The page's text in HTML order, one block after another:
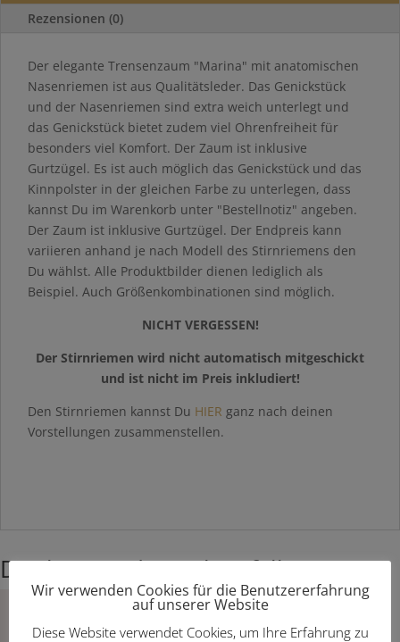
Rezensionen (0)
Der elegante Trensenzaum "Marina" mit anatomischen
Nasenriemen ist aus Qualitätsleder. Das Genickstück
und der Nasenriemen sind extra weich unterlegt und
das Genickstück bietet zudem viel Ohrenfreiheit für
besonders viel Komfort. Der Zaum ist inklusive
Gurtzügel. Es ist auch möglich das Genickstück und das
Kinnpolster in der gleichen Farbe zu unterlegen, dass
kannst Du im Warenkorb unter "Bestellnotiz" angeben.
Der Zaum ist inklusive Gurtzügel. Der Endpreis kann
variieren anhand je nach Modell des Stirnriemens den
Du wählst. Alle Produktbilder dienen lediglich als
Beispiel. Auch Größenkombinationen sind möglich.
NICHT VERGESSEN!
Der Stirnriemen wird nicht automatisch mitgeschickt
und ist nicht im Preis inkludiert!
Den Stirnriemen kannst Du HIER ganz nach deinen
Vorstellungen zusammenstellen.
Das könnte dir auch gefallen …
Wir verwenden Cookies für die Benutzererfahrung
auf unserer Website
Diese Website verwendet Cookies, um Ihre Erfahrung zu